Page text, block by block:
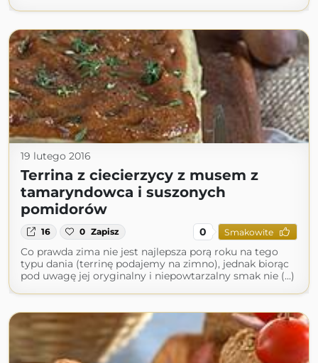
19 lutego 2016
Terrina z ciecierzycy z musem z
tamaryndowca i suszonych
pomidorów
16 0 Zapisz 0 Smakowite
Co prawda zima nie jest najlepsza porą roku na tego
typu dania (terrinę podajemy na zimno), jednak biorąc
pod uwagę jej oryginalny i niepowtarzalny smak nie (...)